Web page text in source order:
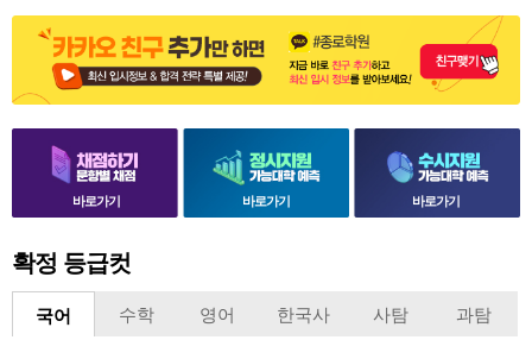
바로가기 바로가기 바로가기
확정 등급컷
국어 수학 영어 한국사 사탐 과탐